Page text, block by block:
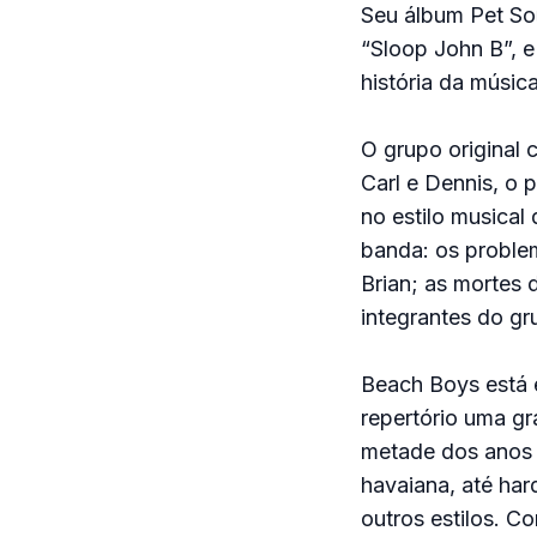
Seu álbum Pet
“Sloop John B”,
história da
O grupo original
Carl e Dennis, o
no estilo musical
banda: os
Brian; as mortes
integrantes do
Beach Boys
repertório uma
metade dos
havaiana, até
outros estilos.